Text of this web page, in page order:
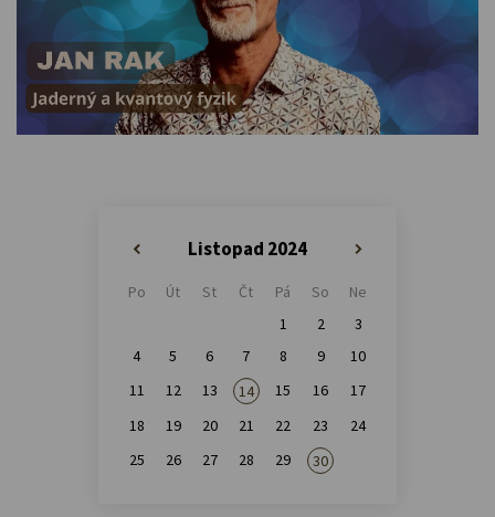
Listopad 2024
»
Po Út St Čt Pá So
Ne
1
2
3
4
5 6 7 8 9
10
11
12 13 14 15 16
17
18
19 20 21 22 23
24
25
26 27 28 29 30